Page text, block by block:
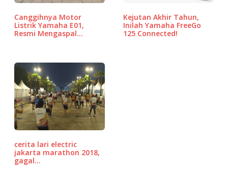
Canggihnya Motor
Listrik Yamaha E01,
Resmi Mengaspal…
Kejutan Akhir Tahun,
Inilah Yamaha FreeGo
125 Connected!
cerita lari electric
jakarta marathon 2018,
gagal…